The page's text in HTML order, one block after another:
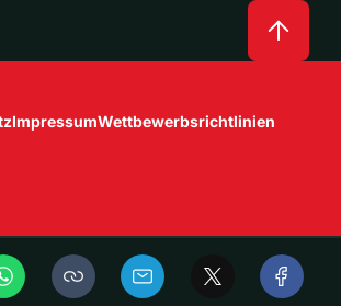
ImpressumWettbewerbsrichtlinien